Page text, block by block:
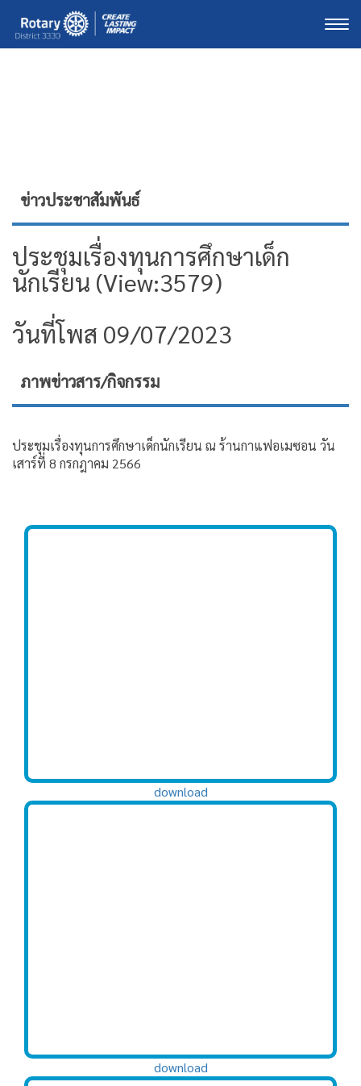
ข่าวประชาสัมพันธ์
ประชุมเรื่องทุนการศึกษาเด็ก
นักเรียน (View:3579)
วันที่โพส 09/07/2023
ภาพข่าวสาร/กิจกรรม
ประชุมเรื่องทุนการศึกษาเด็กนักเรียน ณ ร้านกาแฟอเมซอน วัน
เสาร์ที่ 8 กรกฎาคม 2566
download
download